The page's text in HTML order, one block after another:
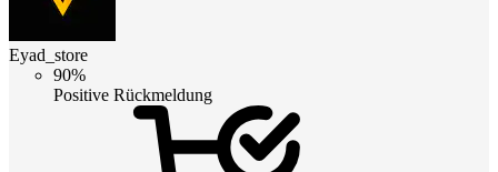
Eyad_store
90%
Positive Rückmeldung